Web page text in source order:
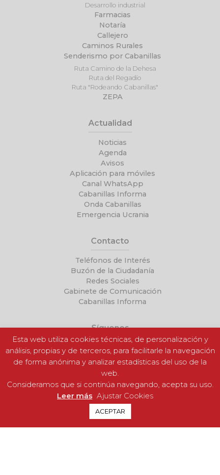
Desarrollo industrial
Farmacias
Notaría
Callejero
Caminos Rurales
Senderismo por Cabanillas
Ruta Camino de la Dehesa
Ruta del Regadío
Ruta "Rodeando Cabanillas"
ZEPA
Actualidad
Noticias
Agenda
Avisos
Aplicación para móviles
Canal WhatsApp
Cabanillas Informa
Onda Cabanillas
Emergencia Ucrania
Contacto
Teléfonos de Interés
Buzón de la Ciudadanía
Redes Sociales
Gabinete de Comunicación
Cabanillas Informa
Síguenos
Esta web utiliza cookies técnicas, de personalización y
análisis, propias y de terceros, para facilitarle la navegación
de forma anónima y analizar estadísticas del uso de la
web.
Consideramos que si continúa navegando, acepta su uso.
Leer más Ajustar Cookies
ACEPTAR